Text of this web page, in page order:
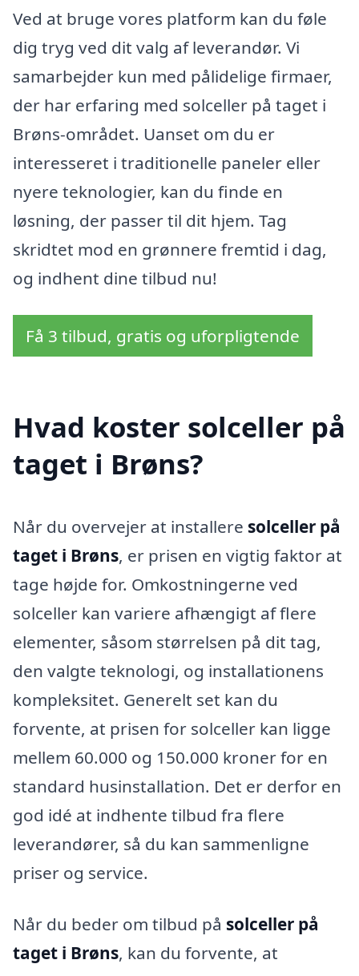
Ved at bruge vores platform kan du føle
dig tryg ved dit valg af leverandør. Vi
samarbejder kun med pålidelige firmaer,
der har erfaring med solceller på taget i
Brøns-området. Uanset om du er
interesseret i traditionelle paneler eller
nyere teknologier, kan du finde en
løsning, der passer til dit hjem. Tag
skridtet mod en grønnere fremtid i dag,
og indhent dine tilbud nu!
Få 3 tilbud, gratis og uforpligtende
Hvad koster solceller på
taget i Brøns?
Når du overvejer at installere solceller på
taget i Brøns, er prisen en vigtig faktor at
tage højde for. Omkostningerne ved
solceller kan variere afhængigt af flere
elementer, såsom størrelsen på dit tag,
den valgte teknologi, og installationens
kompleksitet. Generelt set kan du
forvente, at prisen for solceller kan ligge
mellem 60.000 og 150.000 kroner for en
standard husinstallation. Det er derfor en
god idé at indhente tilbud fra flere
leverandører, så du kan sammenligne
priser og service.
Når du beder om tilbud på solceller på
taget i Brøns, kan du forvente, at